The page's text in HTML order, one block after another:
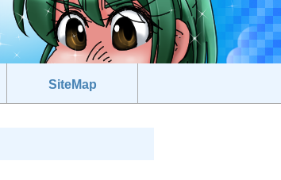
SiteMap